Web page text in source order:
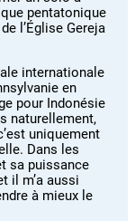
pentatonique
l’Église Gereja
internationale
en
pour Indonésie
naturellement,
uniquement
Dans les
sa puissance
il m’a aussi
à mieux le